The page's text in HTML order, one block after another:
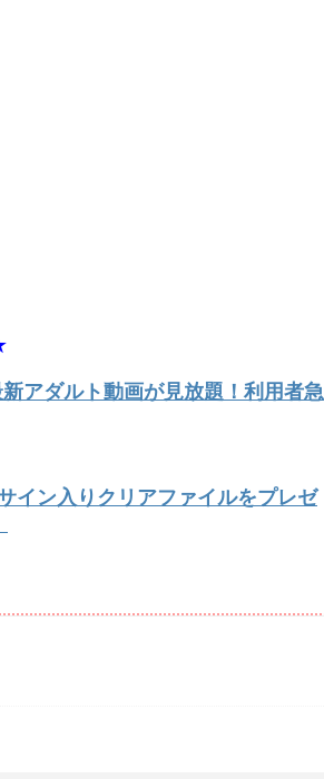
アダルト動画が見放題！利用者急
イン入りクリアファイルをプレゼ